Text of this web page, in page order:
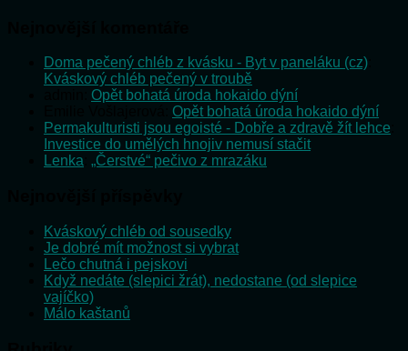
Doma pečený chléb z kvásku - Byt v paneláku (cz)
Kváskový chléb pečený v troubě
Opět bohatá úroda hokaido dýní
Opět bohatá úroda hokaido dýní
Permakulturisti jsou egoisté - Dobře a zdravě žít lehce
Investice do umělých hnojiv nemusí stačit
Lenka „Čerstvé“ pečivo z mrazáku
Kváskový chléb od sousedky
Je dobré mít možnost si vybrat
Lečo chutná i pejskovi
Když nedáte (slepici žrát), nedostane (od slepice
vajíčko)
Málo kaštanů